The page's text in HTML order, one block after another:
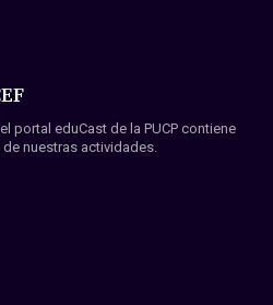
portal eduCast de la PUCP contiene
nuestras actividades.